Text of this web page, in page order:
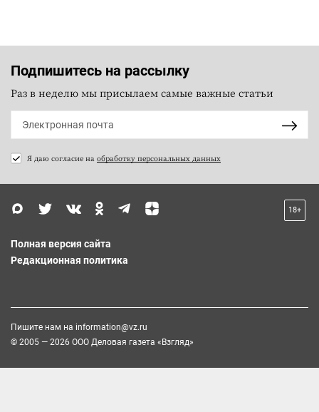
Подпишитесь на рассылку
Раз в неделю мы присылаем самые важные статьи
Я даю согласие на обработку персональных данных
18+
Полная версия сайта
Редакционная политика
Пишите нам на information@vz.ru
© 2005 — 2026 ООО Деловая газета «Взгляд»